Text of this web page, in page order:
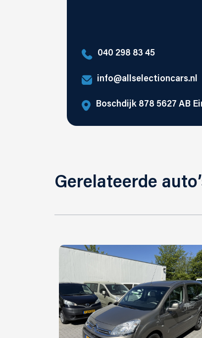
040 298 83 45
info@allselectioncars.nl
Boschdijk 878 5627 AB
Gerelateerde